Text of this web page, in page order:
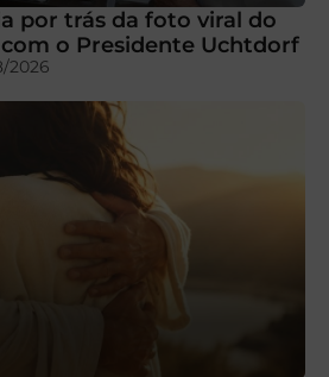
por trás da foto viral do
o Presidente Uchtdorf
2026